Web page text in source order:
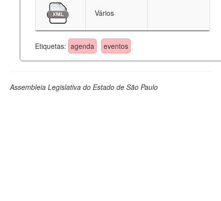
Administração
Legislação
Vários
Etiquetas: agenda eventos
Assembleia Legislativa do Estado de São Paulo